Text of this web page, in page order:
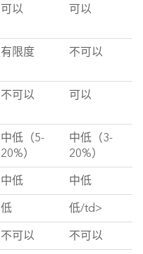
可以 可以
有限度 不可以
不可以 可以
中低（5-
20%）
中低（3-
20%）
中低
中低
低
低/td>
不可以
不可以